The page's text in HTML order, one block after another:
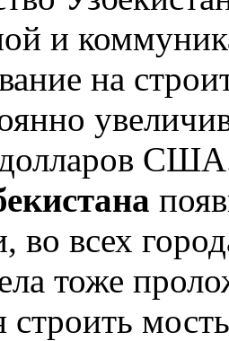
и
на
во всех
тоже
строить